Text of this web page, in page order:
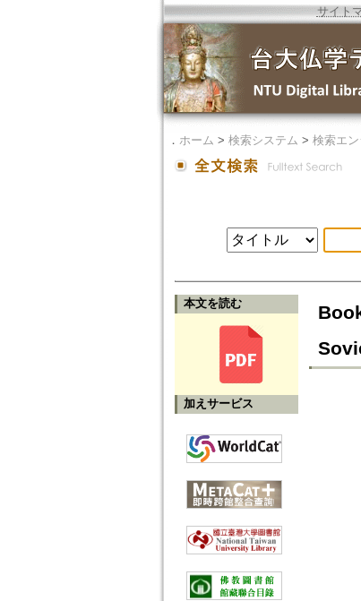
サイト
． ホーム > 検索システム > 検索エン
本文を読む
加えサービス